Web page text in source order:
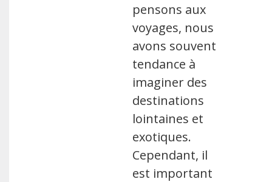
pensons aux
voyages, nous
avons souvent
tendance à
imaginer des
destinations
lointaines et
exotiques.
Cependant, il
est important